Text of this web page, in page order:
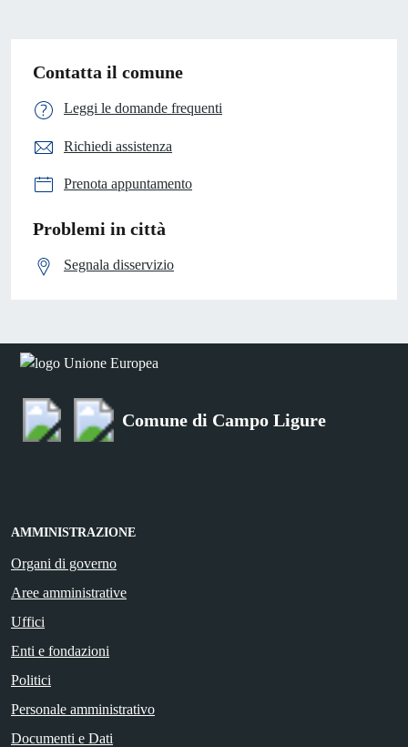
Contatta il comune
Leggi le domande frequenti
Richiedi assistenza
Prenota appuntamento
Problemi in città
Segnala disservizio
Comune di Campo Ligure
AMMINISTRAZIONE
Organi di governo
Aree amministrative
Uffici
Enti e fondazioni
Politici
Personale amministrativo
Documenti e Dati